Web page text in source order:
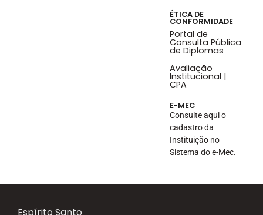
ÉTICA DE
CONFORMIDADE
Portal de
Consulta Pública
de Diplomas
Avaliação
Institucional |
CPA
E-MEC
Consulte aqui o
cadastro da
Instituição no
Sistema do e-Mec.